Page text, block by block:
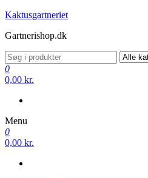
Videre
indhold
Kaktusgartneriet
Gartnerishop.dk
0
0,00 kr.
Menu
0
0,00 kr.